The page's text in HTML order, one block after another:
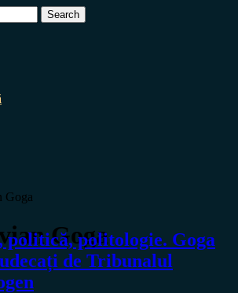
Goga
Goga
politică, politologie. Goga
de Tribunalul